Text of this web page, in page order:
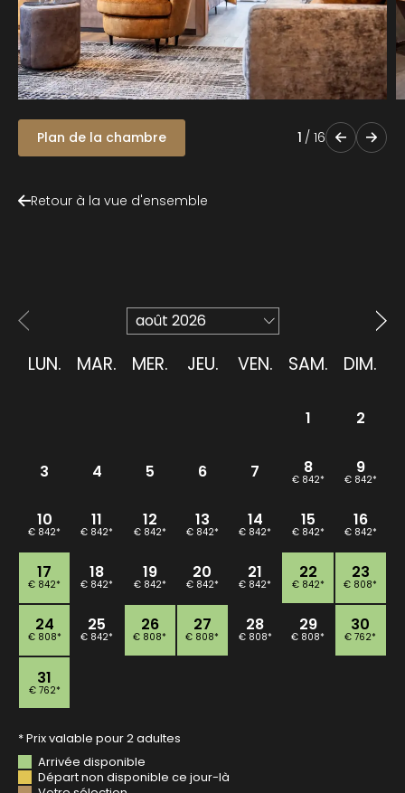
Plan de la chambre 1 / 16
Retour à la vue d'ensemble